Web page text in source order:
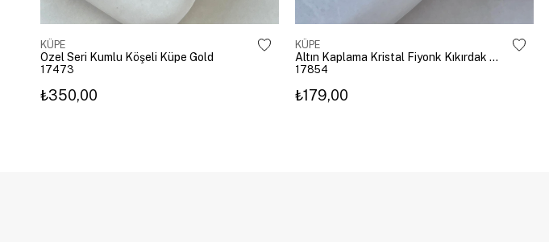
KÜPE
Özel Seri Kumlu Köşeli Küpe Gold
17473
₺350,00
KÜPE
Altın Kaplama Kristal Fiyonk Kıkırdak Küpe Gümüş
17854
₺179,00